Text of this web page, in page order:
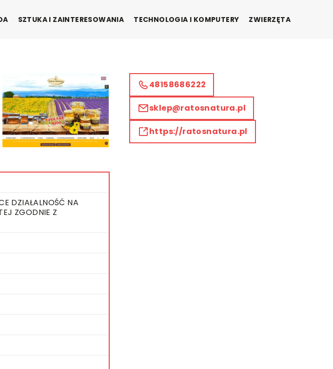
SZTUKA I ZAINTERESOWANIA TECHNOLOGIA I KOMPUTERY ZWIERZĘTA
DZIAŁALNOŚĆ NA
ZGODNIE Z
48158686222
sklep@ratosnatura.pl
https://ratosnatura.pl